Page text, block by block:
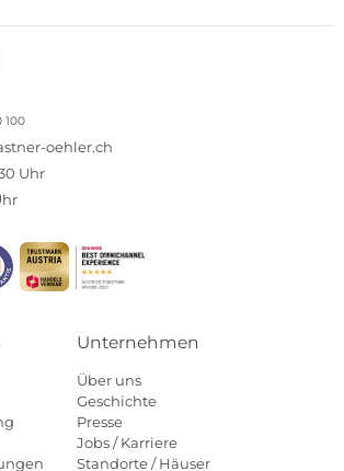
100
oehler.ch
Uhr
Unternehmen
Über uns
Geschichte
Presse
Jobs / Karriere
Standorte / Häuser